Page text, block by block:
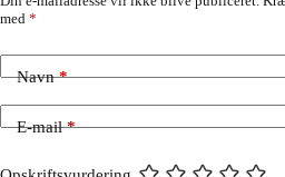
med *
Navn*
E-mail*